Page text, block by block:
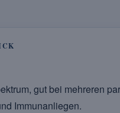
gut bei mehreren
Immunanliegen.